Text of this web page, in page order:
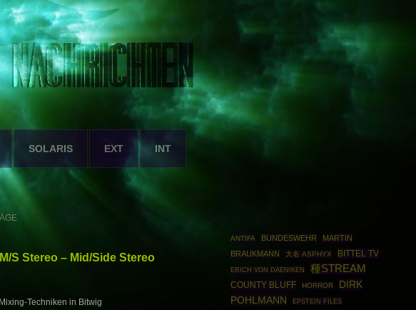
SOLARIS EXT INT
S Stereo – Mid/Side Stereo
Techniken in Bitwig
ANTIFA BUNDESWEHR
MARTIN
BRAUKMANN
大名 ASPHYX BITTEL TV
ERICH VON DAENIKEN 種STREAM
COUNTY BLUFF HORROR
DIRK
POHLMANN
EPSTEIN FILES